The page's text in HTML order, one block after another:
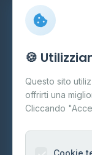
Info
Cos'è il GPL
FAQ
Contatti
🍪
Questo sito
offrirti una
Cliccando
Cookie